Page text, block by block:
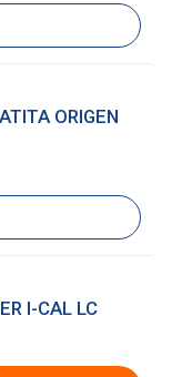
ORIGEN
I-CAL LC